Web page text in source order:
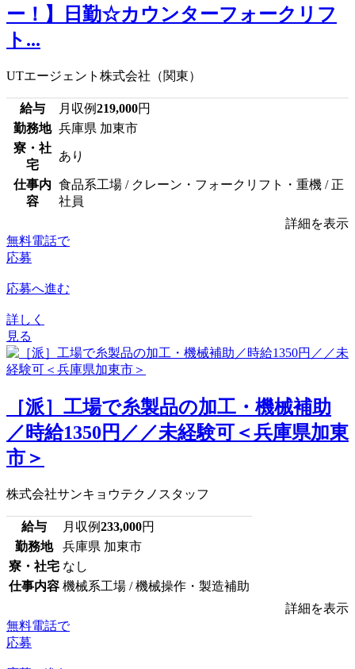
ー！】日勤☆カウンターフォークリフ
ト...
UTエージェント株式会社（関東）
給与 月収例219,000円
勤務地 兵庫県 加東市
寮・社
宅
あり
仕事内
容
食品系工場 / クレーン・フォークリフト・重機 / 正
社員
詳細を表示
無料電話で
応募
応募へ進む
詳しく
見る
［派］工場で糸製品の加工・機械補助
／時給1350円／／未経験可＜兵庫県加東
市＞
株式会社サンキョウテクノスタッフ
給与 月収例233,000円
勤務地
兵庫県 加東市
寮・社宅 なし
仕事内容 機械系工場 / 機械操作・製造補助
詳細を表示
無料電話で
応募